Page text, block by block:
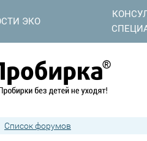
ЭКО
Список форумов